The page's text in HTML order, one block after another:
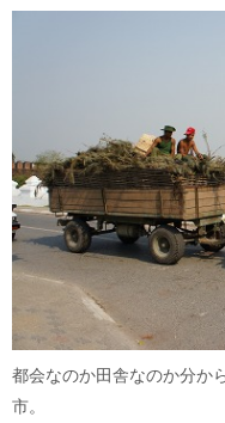
都会なのか田舎なのか分か
市。